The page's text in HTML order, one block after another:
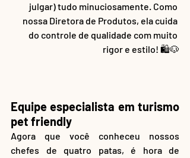
julgar) tudo minuciosamente. Como
nossa Diretora de Produtos, ela cuida
do controle de qualidade com muito
rigor e estilo! 🛍️🐶
Equipe especialista em turismo
pet friendly
Agora que você conheceu nossos
chefes de quatro patas, é hora de